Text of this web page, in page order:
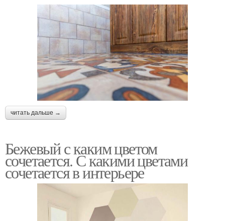
читать дальше →
Бежевый с каким цветом
сочетается. С какими цветами
сочетается в интерьере